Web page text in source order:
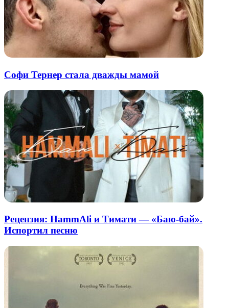
Софи Тернер стала дважды мамой
Рецензия: HammAli и Тимати — «Баю-бай».
Испортил песню